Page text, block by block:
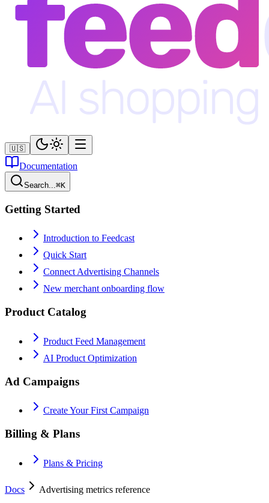
🇺🇸
Documentation
Search...⌘K
Getting Started
Introduction to Feedcast
Quick Start
Connect Advertising Channels
New merchant onboarding flow
Product Catalog
Product Feed Management
AI Product Optimization
Ad Campaigns
Create Your First Campaign
Billing & Plans
Plans & Pricing
Docs Advertising metrics reference